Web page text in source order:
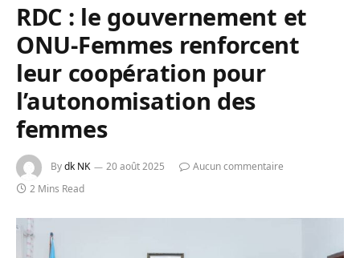
RDC : le gouvernement et
ONU-Femmes renforcent
leur coopération pour
l’autonomisation des
femmes
Bydk NK 20 août 2025
Aucun commentaire
2 Mins Read